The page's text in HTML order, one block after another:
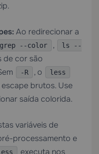
Ao redirecionar a
grep --color ,
ls --
de cor são
-R , o less
brutos. Use
saída colorida.
variáveis de
processamento e
executa nos